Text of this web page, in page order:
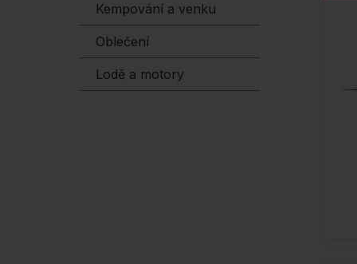
Kempování a venku
Oblečení
Lodě a motory